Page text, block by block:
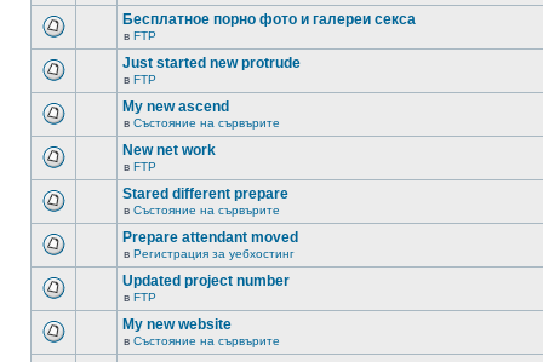
Бесплатное порно фото и галереи секса
в FTP
Just started new protrude
в FTP
My new ascend
в Състояние на сървърите
New net work
в FTP
Stared different prepare
в Състояние на сървърите
Prepare attendant moved
в Регистрация за уебхостинг
Updated project number
в FTP
My new website
в Състояние на сървърите